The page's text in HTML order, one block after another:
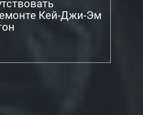
Кей-Джи-Эм